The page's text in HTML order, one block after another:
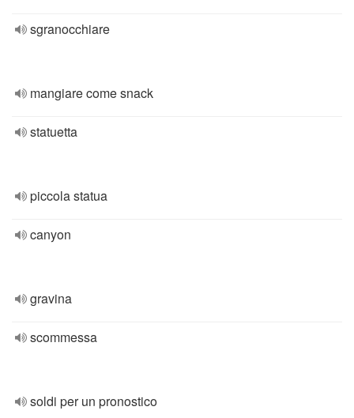
sgranocchiare
mangiare come snack
statuetta
piccola statua
canyon
gravina
scommessa
soldi per un pronostico